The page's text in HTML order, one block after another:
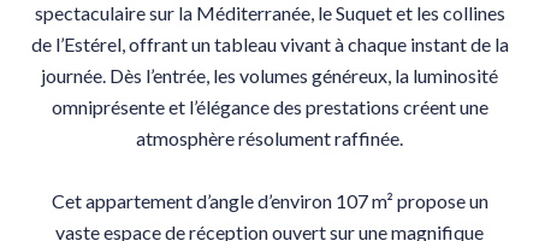
spectaculaire sur la Méditerranée, le Suquet et les collines
de l’Estérel, offrant un tableau vivant à chaque instant de la
journée. Dès l’entrée, les volumes généreux, la luminosité
omniprésente et l’élégance des prestations créent une
atmosphère résolument raffinée.
Cet appartement d’angle d’environ 107 m² propose un
vaste espace de réception ouvert sur une magnifique